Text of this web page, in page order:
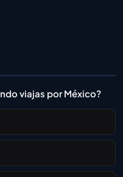
viajas por México?